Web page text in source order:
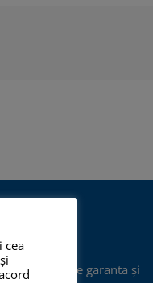
X.ro nu poate garanta și
cea